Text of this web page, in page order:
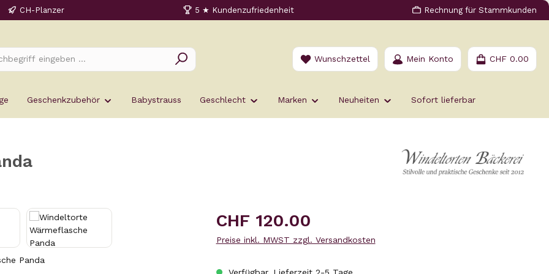
CH-Planzer 5 ★ Kundenzufriedenheit Rechnung für Stammkunden
Wunschzettel Du hast 0 Produkte auf dem Merkzettel
Mein Konto CHF 0.00
Geschenkzubehör Babystrauss Geschlecht Marken Neuheiten Sofort lieferbar
Regulärer Preis:
CHF 120.00
Preise inkl. MWST zzgl. Versandkosten